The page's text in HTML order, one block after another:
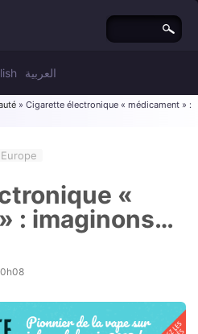
العربية
» Cigarette électronique « médicament » :
Europe
«
: imaginons…